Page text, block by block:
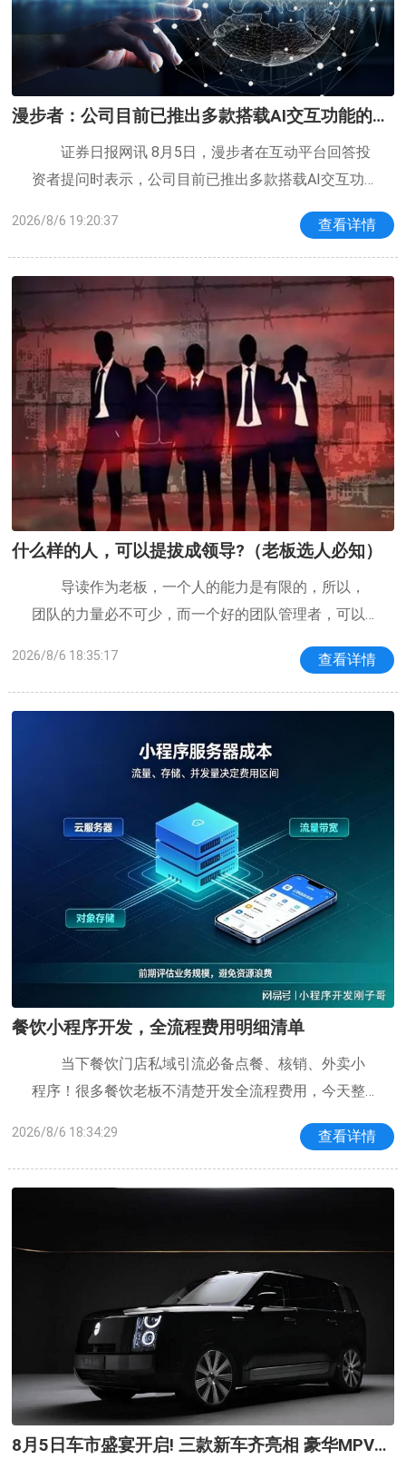
漫步者：公司目前已推出多款搭载AI交互功能的音
频产品证券日报网讯 8月5日，漫步者在互动平台回答投
资者提问时表示，公司目前已推出多款搭载AI交互功
地，如“漫翻译”功能实现多国语言实时翻译、“智能助
手”已接入豆包和DeepSeek双大模型、“
2026/8/6 19:20:37 查看详情
什么样的人，可以提拔成领导?（老板选人必知）
导读作为老板，一个人的能力是有限的，所以，
团队的力量必不可少，而一个好的团队管理者，可以
成管理者呢？1、不忘初心而虚心好学的人所谓初衷，
即创造出优质的产品以满足社会、造福于社
2026/8/6 18:35:17 查看详情
餐饮小程序开发，全流程费用明细清单
当下餐饮门店私域引流必备点餐、核销、外卖小
程序！很多餐饮老板不清楚开发全流程费用，今天整
饮小程序主流分模板和定制两类。模板餐饮小程序适
合单店、中小型门店，全套年费1200-3000元
2026/8/6 18:34:29 查看详情
8月5日车市盛宴开启! 三款新车齐亮相 豪华MPV与